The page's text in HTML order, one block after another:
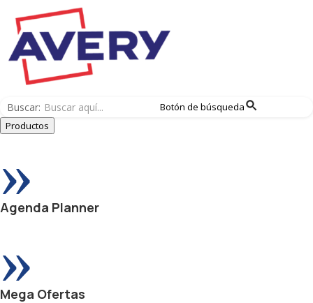
Buscar:
Botón de búsqueda
Productos
»
Agenda Planner
»
Mega Ofertas